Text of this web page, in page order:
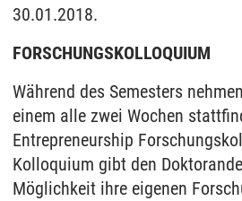
30.01.2018.
FORSCHUNGSKOLLOQUIUM
Während des Semesters
einem alle zwei Wochen
Entrepreneurship
Kolloquium gibt den
Möglichkeit ihre eigenen